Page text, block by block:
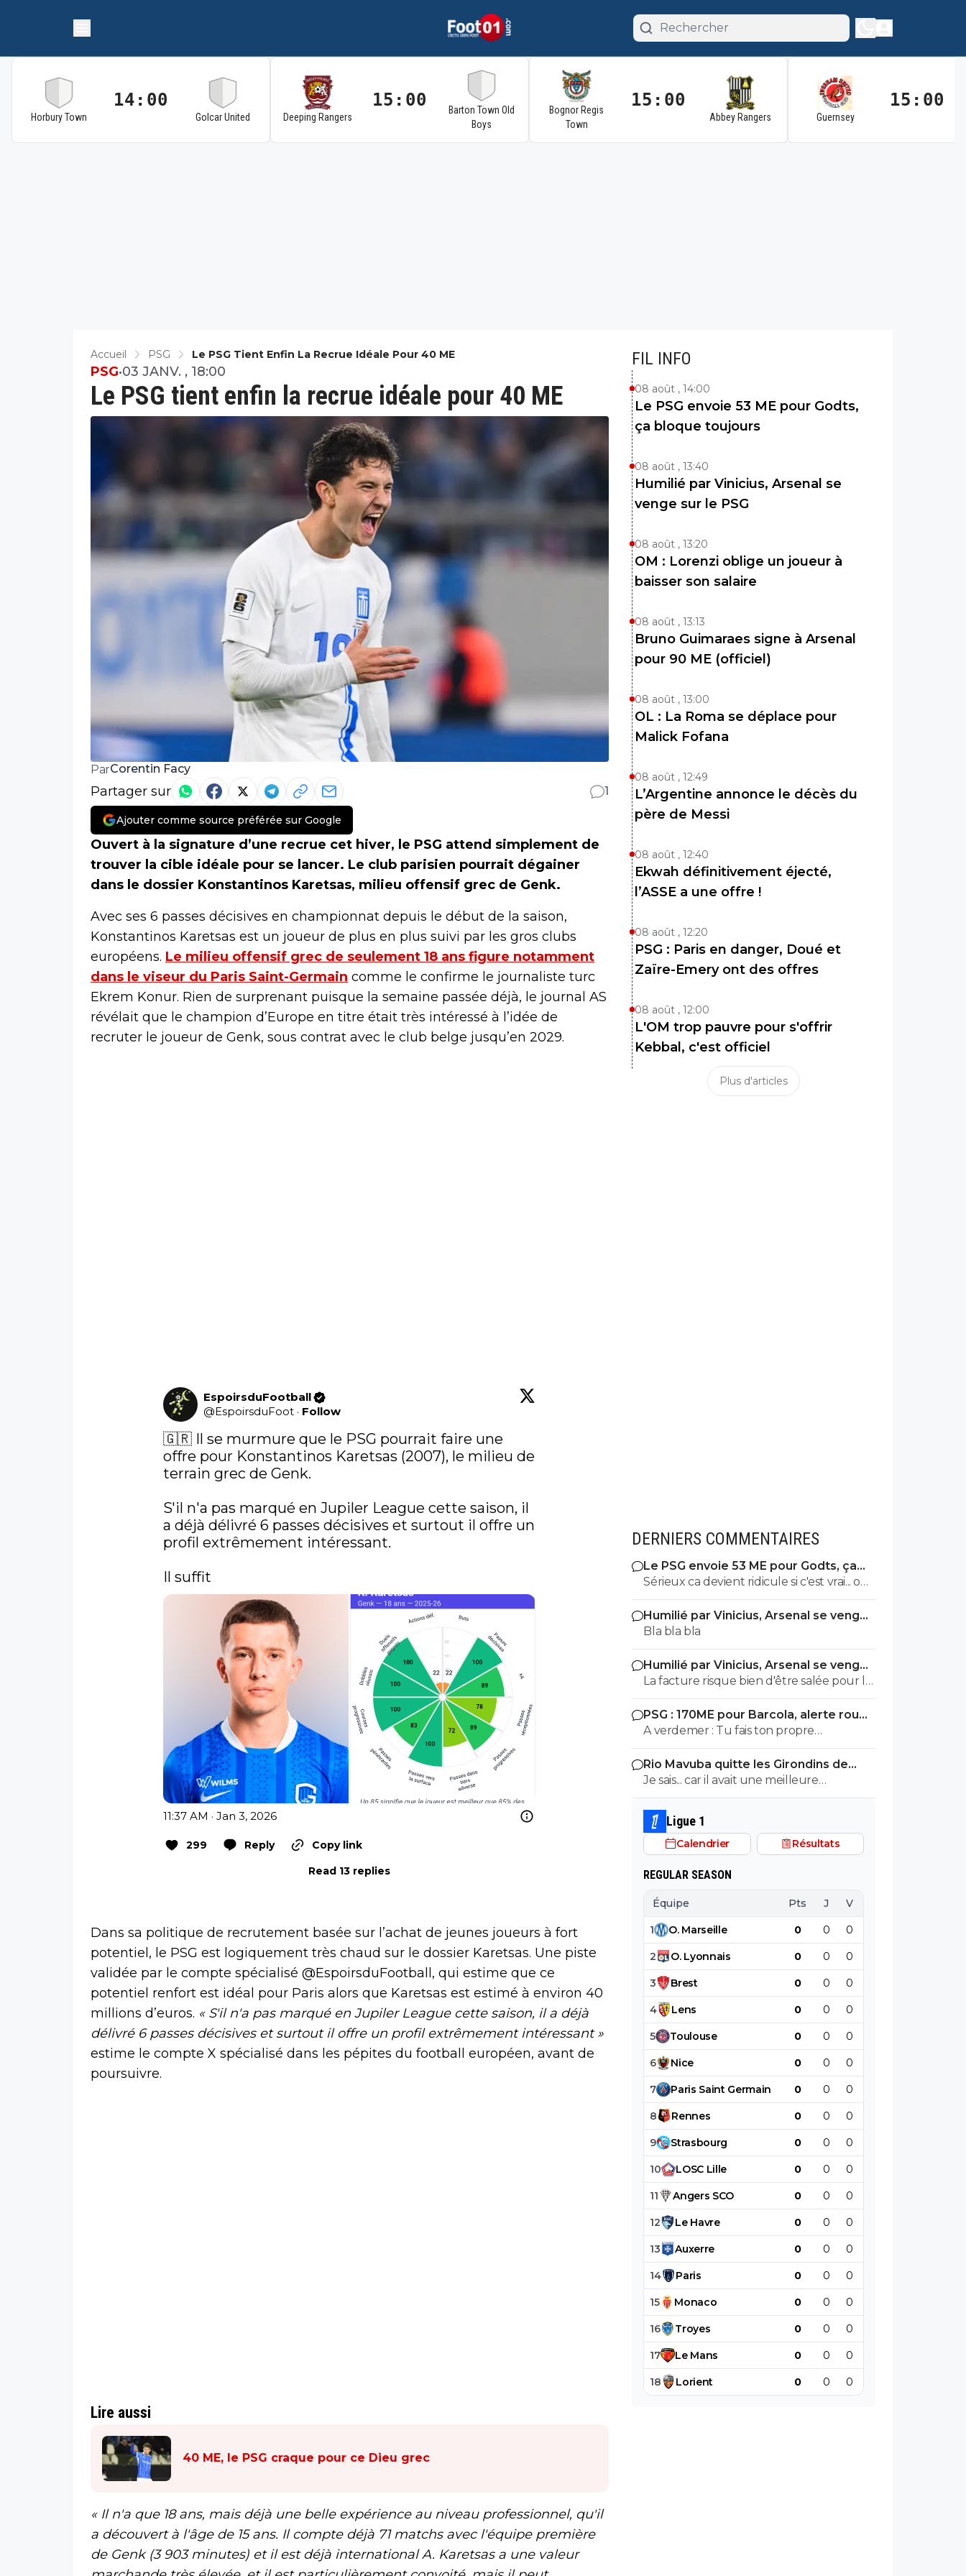
Horbury Town
14:00
Golcar United Deeping Rangers
15:00
Barton Town Old
Boys
Bognor Regis
Town
15:00
Abbey Rangers Guernsey
15:00
Accueil PSG Le PSG Tient Enfin La Recrue Idéale Pour 40 ME
Le PSG tient enfin la recrue idéale pour 40 ME
PSG•03 JANV. , 18:00
ParCorentin Facy
Partager sur 1
Ajouter comme source préférée sur Google
Ouvert à la signature d’une recrue cet hiver, le PSG attend simplement de
trouver la cible idéale pour se lancer. Le club parisien pourrait dégainer
dans le dossier Konstantinos Karetsas, milieu offensif grec de Genk.
Avec ses 6 passes décisives en championnat depuis le début de la saison,
Konstantinos Karetsas est un joueur de plus en plus suivi par les gros clubs
européens. Le milieu offensif grec de seulement 18 ans figure notamment
dans le viseur du Paris Saint-Germain comme le confirme le journaliste turc
Ekrem Konur. Rien de surprenant puisque la semaine passée déjà, le journal AS
révélait que le champion d’Europe en titre était très intéressé à l’idée de
recruter le joueur de Genk, sous contrat avec le club belge jusqu’en 2029.
EspoirsduFootball
@EspoirsduFoot · Follow
🇬🇷 Il se murmure que le PSG pourrait faire une
offre pour Konstantinos Karetsas (2007), le milieu de
terrain grec de Genk.
S'il n'a pas marqué en Jupiler League cette saison, il
a déjà délivré 6 passes décisives et surtout il offre un
profil extrêmement intéressant.
Il suffit
11:37 AM · Jan 3, 2026
299 Reply
Copy link
Read 13 replies
Dans sa politique de recrutement basée sur l’achat de jeunes joueurs à fort
potentiel, le PSG est logiquement très chaud sur le dossier Karetsas. Une piste
validée par le compte spécialisé @EspoirsduFootball, qui estime que ce
potentiel renfort est idéal pour Paris alors que Karetsas est estimé à environ 40
millions d’euros. « S'il n'a pas marqué en Jupiler League cette saison, il a déjà
délivré 6 passes décisives et surtout il offre un profil extrêmement intéressant »
estime le compte X spécialisé dans les pépites du football européen, avant de
poursuivre.
Lire aussi
40 ME, le PSG craque pour ce Dieu grec
« Il n'a que 18 ans, mais déjà une belle expérience au niveau professionnel, qu'il
a découvert à l'âge de 15 ans. Il compte déjà 71 matchs avec l'équipe première
de Genk (3 903 minutes) et il est déjà international A. Karetsas a une valeur
FIL INFO
08 août , 14:00
Le PSG envoie 53 ME pour Godts,
ça bloque toujours
08 août , 13:40
Humilié par Vinicius, Arsenal se
venge sur le PSG
08 août , 13:20
OM : Lorenzi oblige un joueur à
baisser son salaire
08 août , 13:13
Bruno Guimaraes signe à Arsenal
pour 90 ME (officiel)
08 août , 13:00
OL : La Roma se déplace pour
Malick Fofana
08 août , 12:49
L’Argentine annonce le décès du
père de Messi
08 août , 12:40
Ekwah définitivement éjecté,
l’ASSE a une offre !
08 août , 12:20
PSG : Paris en danger, Doué et
Zaïre-Emery ont des offres
08 août , 12:00
L'OM trop pauvre pour s'offrir
Kebbal, c'est officiel
Plus d'articles
DERNIERS COMMENTAIRES
Le PSG envoie 53 ME pour Godts, ça
bloque toujours
Sérieux ca devient ridicule si c'est vrai... on
a besoin de joueur pour la supercoupe !
sérieux a 5 ou 7M€ pres, go !!
Humilié par Vinicius, Arsenal se venge
sur le PSG
Bla bla bla
Humilié par Vinicius, Arsenal se venge
sur le PSG
La facture risque bien d'être salée pour le
PSG. ^^
PSG : 170ME pour Barcola, alerte rouge
à Liverpool
A verdemer : Tu fais ton propre
monologue... c'est inquiétant non ? Tu
devrais consulter un spécialiste. ^^
Rio Mavuba quitte les Girondins de
Bordeaux
Je sais... car il avait une meilleure
proposition que les Girondins de
Bordeaux. Il était en contact depuis bien
longtemps avec le LOSC. Les Girondins
aurait pu le retenir avec une meilleure
Ligue 1
Calendrier Résultats
REGULAR SEASON
Équipe Pts J V
1 O. Marseille 0 0 0
2 O. Lyonnais 0 0 0
3 Brest 0 0 0
4 Lens 0 0 0
5 Toulouse 0 0 0
6 Nice 0 0 0
7 Paris Saint Germain 0 0 0
8 Rennes 0 0 0
9 Strasbourg 0 0 0
10 LOSC Lille 0 0 0
11 Angers SCO 0 0 0
12 Le Havre 0 0 0
13 Auxerre 0 0 0
14 Paris 0 0 0
15 Monaco 0 0 0
16 Troyes 0 0 0
17 Le Mans 0 0 0
18 Lorient 0 0 0